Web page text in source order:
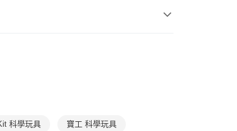
單，「大哥付你分期」於每月結算日後寄送繳費提
後，可選擇「超商條碼／台灣大直營門市／銀行轉
」等通路繳費。
哥付你分期」之契約關係目的，商店將以您的個人
認證並確認金額後，即可完成結帳。
將收到繳費通知簡訊。
先享後付 」之結帳頁面顯示為準，若有關於
離島、海外及郵局i郵箱)
、馬祖、小琉球；不適用於郵局i郵箱）
科學玩具 寶工 科學玩具